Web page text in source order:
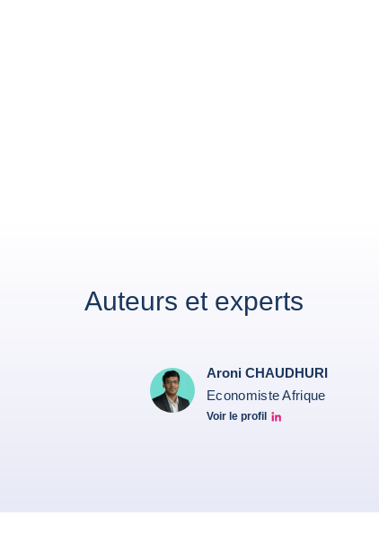
Auteurs et experts
Aroni CHAUDHURI
Economiste Afrique
Voir le profil
Aroni Linkedin